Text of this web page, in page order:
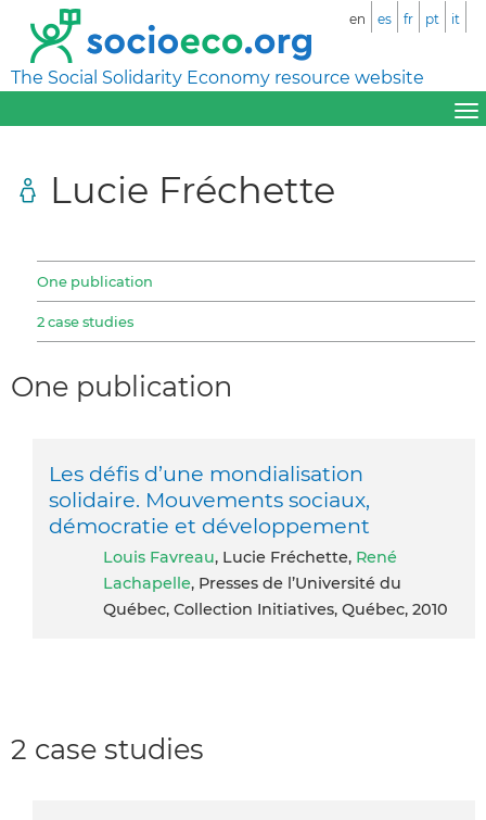
The Social Solidarity Economy resource website
en es fr pt it
Lucie Fréchette
One publication
2 case studies
One publication
Les défis d’une mondialisation
solidaire. Mouvements sociaux,
démocratie et développement
Louis Favreau, Lucie Fréchette, René
Lachapelle, Presses de l’Université du
Québec, Collection Initiatives, Québec, 2010
2 case studies